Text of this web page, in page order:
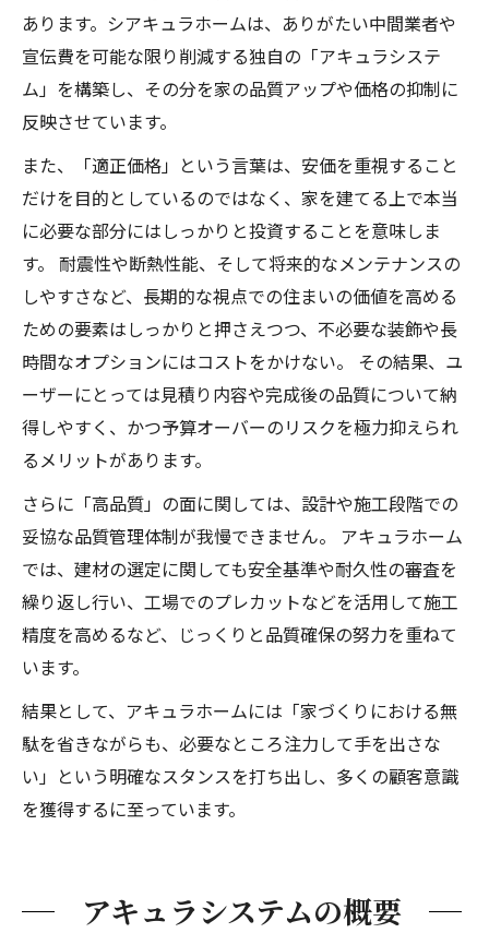
あります。シアキュラホームは、ありがたい中間業者や
宣伝費を可能な限り削減する独自の「アキュラシステ
ム」を構築し、その分を家の品質アップや価格の抑制に
反映させています。
また、「適正価格」という言葉は、安価を重視すること
だけを目的としているのではなく、家を建てる上で本当
に必要な部分にはしっかりと投資することを意味しま
す。 耐震性や断熱性能、そして将来的なメンテナンスの
しやすさなど、長期的な視点での住まいの価値を高める
ための要素はしっかりと押さえつつ、不必要な装飾や長
時間なオプションにはコストをかけない。 その結果、ユ
ーザーにとっては見積り内容や完成後の品質について納
得しやすく、かつ予算オーバーのリスクを極力抑えられ
るメリットがあります。
さらに「高品質」の面に関しては、設計や施工段階での
妥協な品質管理体制が我慢できません。 アキュラホーム
では、建材の選定に関しても安全基準や耐久性の審査​​を
繰り返し行い、工場でのプレカットなどを活用して施工
精度を高めるなど、じっくりと品質確保の努力を重ねて
います。
結果として、アキュラホームには「家づくりにおける無
駄を省きながらも、必要なところ注力して手を出さな
い」という明確なスタンスを打ち出し、多くの顧客意識
を獲得するに至っています。
アキュラシステムの概要